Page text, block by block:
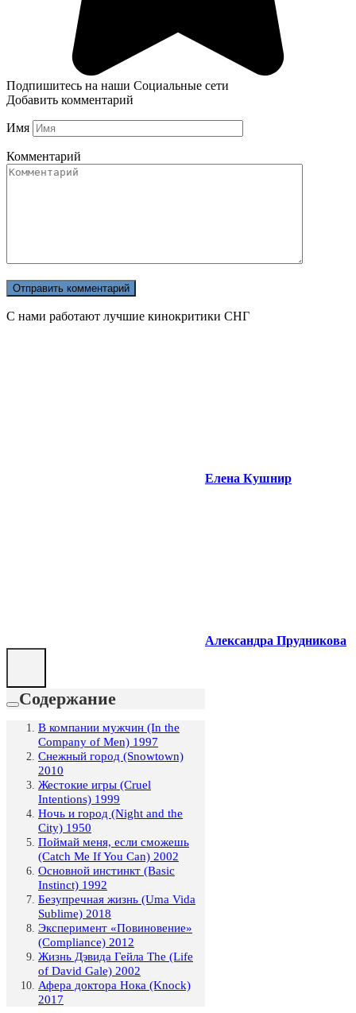
Подпишитесь на наши Социальные сети
Добавить комментарий
Имя
Комментарий
С нами работают лучшие кинокритики СНГ
Елена Кушнир
Александра Прудникова
Содержание
В компании мужчин (In the
Company of Men) 1997
Снежный город (Snowtown)
2010
Жестокие игры (Cruel
Intentions) 1999
Ночь и город (Night and the
City) 1950
Поймай меня, если сможешь
(Catch Me If You Can) 2002
Основной инстинкт (Basic
Instinct) 1992
Безупречная жизнь (Uma Vida
Sublime) 2018
Эксперимент «Повиновение»
(Compliance) 2012
Жизнь Дэвида Гейла The (Life
of David Gale) 2002
Афера доктора Нока (Knock)
2017